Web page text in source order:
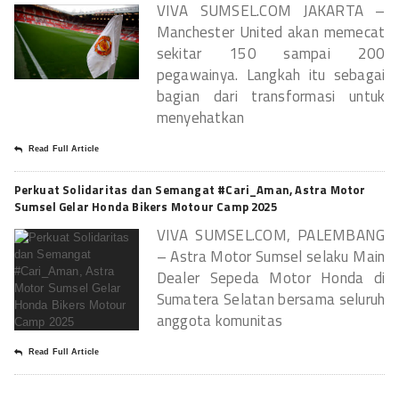
VIVA SUMSEL.COM JAKARTA –
Manchester United akan memecat
sekitar 150 sampai 200
pegawainya. Langkah itu sebagai
bagian dari transformasi untuk
menyehatkan
Read Full Article
Perkuat Solidaritas dan Semangat #Cari_Aman, Astra Motor
Sumsel Gelar Honda Bikers Motour Camp 2025
VIVA SUMSEL.COM, PALEMBANG
– Astra Motor Sumsel selaku Main
Dealer Sepeda Motor Honda di
Sumatera Selatan bersama seluruh
anggota komunitas
Read Full Article